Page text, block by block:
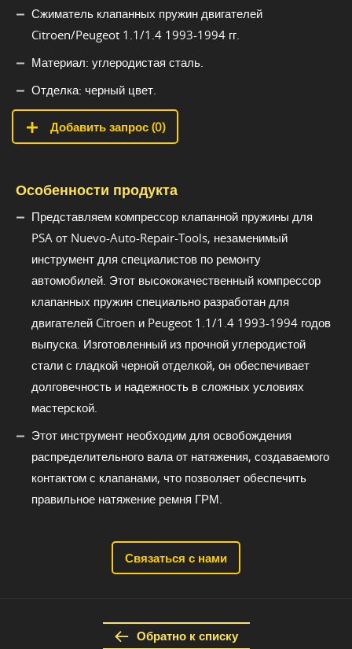
Сжиматель клапанных пружин двигателей
Citroen/Peugeot 1.1/1.4 1993-1994 гг.
Материал: углеродистая сталь.
Отделка: черный цвет.
Добавить запрос (0)
Особенности продукта
Представляем компрессор клапанной пружины для
PSA от Nuevo-Auto-Repair-Tools, незаменимый
инструмент для специалистов по ремонту
автомобилей. Этот высококачественный компрессор
клапанных пружин специально разработан для
двигателей Citroen и Peugeot 1.1/1.4 1993-1994 годов
выпуска. Изготовленный из прочной углеродистой
стали с гладкой черной отделкой, он обеспечивает
долговечность и надежность в сложных условиях
мастерской.
Этот инструмент необходим для освобождения
распределительного вала от натяжения, создаваемого
контактом с клапанами, что позволяет обеспечить
правильное натяжение ремня ГРМ.
Связаться с нами
Обратно к списку